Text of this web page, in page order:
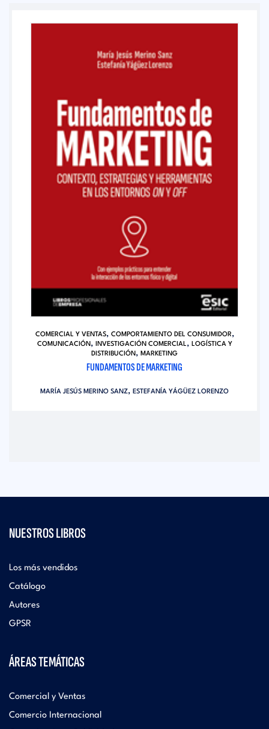
COMERCIAL Y VENTAS, COMPORTAMIENTO DEL CONSUMIDOR,
COMUNICACIÓN, INVESTIGACIÓN COMERCIAL, LOGÍSTICA Y
DISTRIBUCIÓN, MARKETING
FUNDAMENTOS DE MARKETING
MARÍA JESÚS MERINO SANZ, ESTEFANÍA YÁGÜEZ LORENZO
NUESTROS LIBROS
Los más vendidos
Catálogo
Autores
GPSR
ÁREAS TEMÁTICAS
Comercial y Ventas
Comercio Internacional